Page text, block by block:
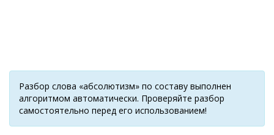
Разбор слова «абсолютизм» по составу выполнен
алгоритмом автоматически. Проверяйте разбор
самостоятельно перед его использованием!